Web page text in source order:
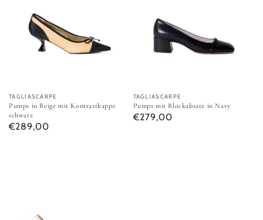
Anbieter:
TAGLIASCARPE
Pumps in Beige mit Kontrastkappe
schwarz
Normaler Preis
€289,00
Anbieter:
TAGLIASCARPE
Pumps mit Blockabsatz in Navy
Normaler Preis
€279,00